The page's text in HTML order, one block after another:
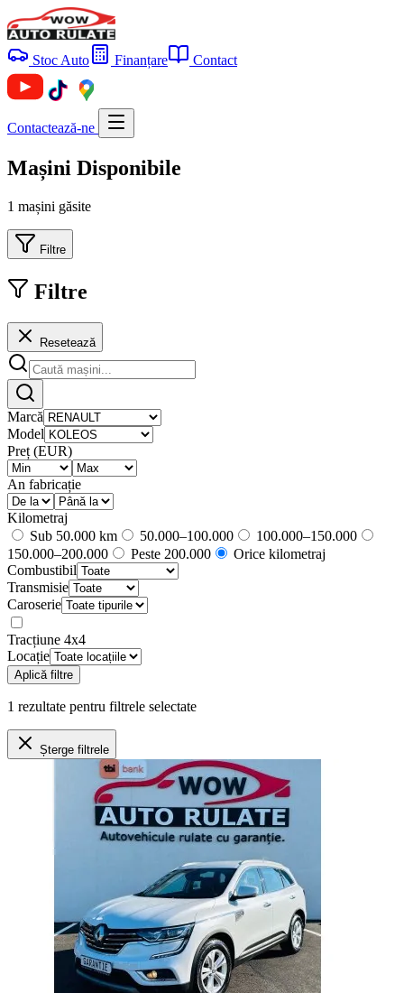
Stoc Auto Finanțare Contact
Contactează-ne
Mașini Disponibile
1 mașini găsite
Filtre
Filtre
Resetează
Marcă
Model
Preț (EUR)
An fabricație
Kilometraj
Sub 50.000 km
50.000–100.000
100.000–150.000
150.000–200.000
Peste 200.000
Orice kilometraj
Combustibil
Transmisie
Caroserie
Tracțiune 4x4
Locație
Aplică filtre
1 rezultate pentru filtrele selectate
Șterge filtrele